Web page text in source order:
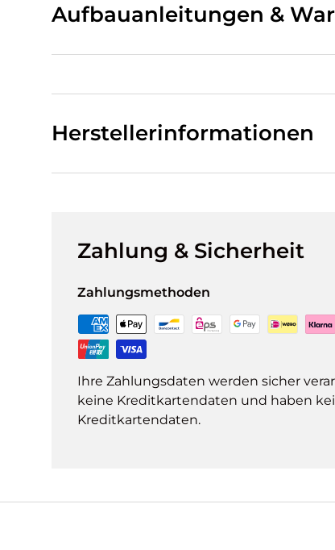
Aufbauanleitungen &
Herstellerinformationen
Zahlung & Sicherheit
Zahlungsmethoden
Ihre Zahlungsdaten werden sicher
keine Kreditkartendaten und haben
Kreditkartendaten.